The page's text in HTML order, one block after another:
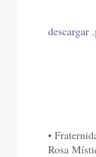
descargar
•
Rosa